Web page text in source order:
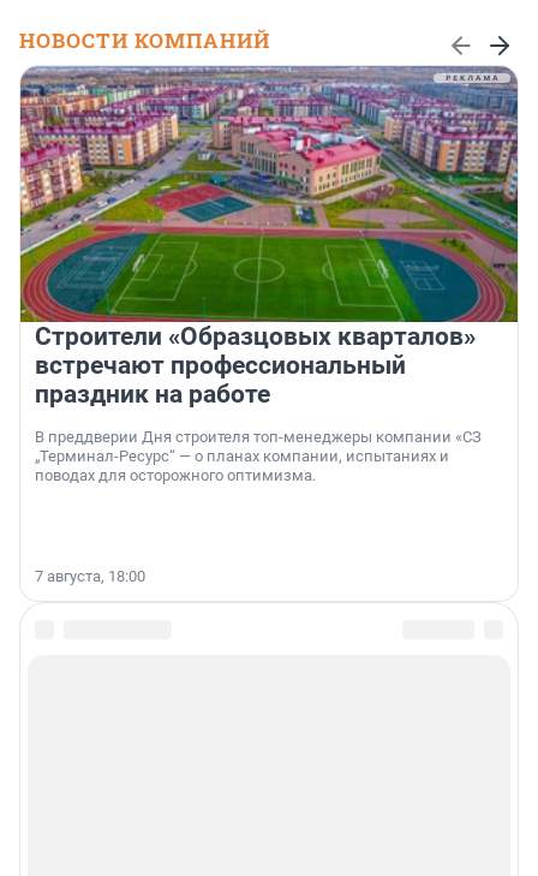
НОВОСТИ КОМПАНИЙ
Строители «Образцовых кварталов»
встречают профессиональный
праздник на работе
В преддверии Дня строителя топ-менеджеры компании «СЗ
„Терминал-Ресурс“ — о планах компании, испытаниях и
поводах для осторожного оптимизма.
7 августа, 18:00